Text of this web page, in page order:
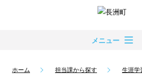
メニュー
ホーム 担当課から探す
生涯学